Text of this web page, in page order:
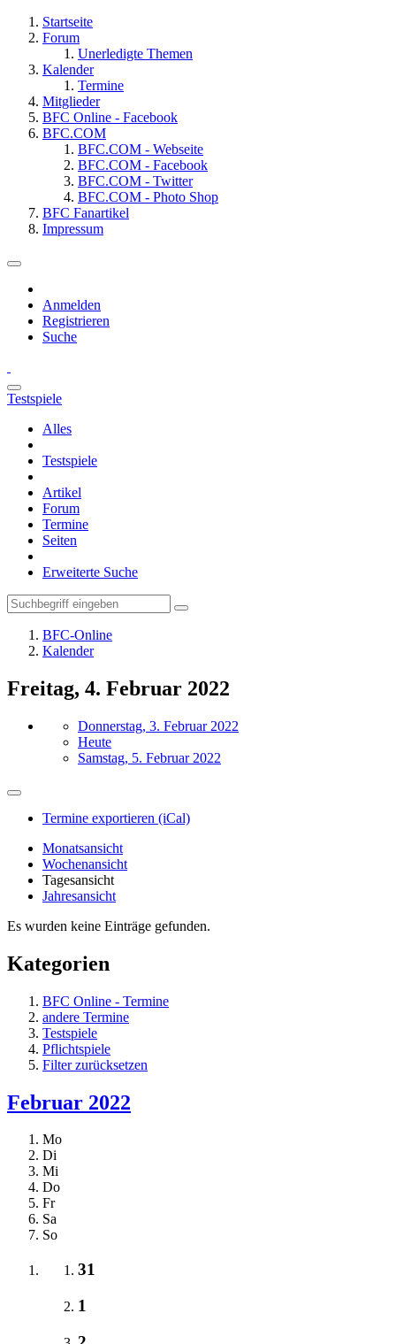
Startseite
Forum
Unerledigte Themen
Kalender
Termine
Mitglieder
BFC Online - Facebook
BFC.COM
BFC.COM - Webseite
BFC.COM - Facebook
BFC.COM - Twitter
BFC.COM - Photo Shop
BFC Fanartikel
Impressum
Anmelden
Registrieren
Suche
Testspiele
Alles
Testspiele
Artikel
Forum
Termine
Seiten
Erweiterte Suche
BFC-Online
Kalender
Freitag, 4. Februar 2022
Donnerstag, 3. Februar 2022
Heute
Samstag, 5. Februar 2022
Termine exportieren (iCal)
Monatsansicht
Wochenansicht
Tagesansicht
Jahresansicht
Es wurden keine Einträge gefunden.
Kategorien
BFC Online - Termine
andere Termine
Testspiele
Pflichtspiele
Filter zurücksetzen
Februar 2022
Mo
Di
Mi
Do
Fr
Sa
So
31
1